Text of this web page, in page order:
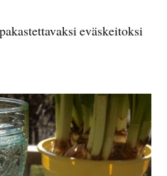
eväskeitoksi